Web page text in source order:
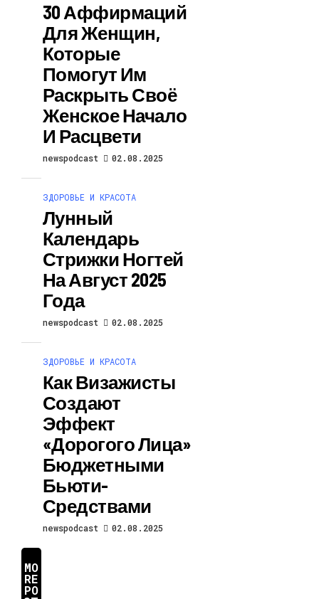
30 Аффирмаций
Для Женщин,
Которые
Помогут Им
Раскрыть Своё
Женское Начало
И Расцвети
newspodcast 02.08.2025
ЗДОРОВЬЕ И КРАСОТА
Лунный
Календарь
Стрижки Ногтей
На Август 2025
Года
newspodcast 02.08.2025
ЗДОРОВЬЕ И КРАСОТА
Как Визажисты
Создают
Эффект
«дорогого Лица»
Бюджетными
Бьюти-
Средствами
newspodcast 02.08.2025
MO
RE
PO